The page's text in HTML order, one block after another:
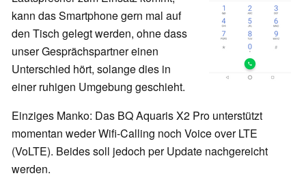
kann das Smartphone gern mal auf
den Tisch gelegt werden, ohne dass
unser Gesprächspartner einen
Unterschied hört, solange dies in
einer ruhigen Umgebung geschieht.
Einziges Manko: Das BQ Aquaris X2 Pro unterstützt
momentan weder Wifi-Calling noch Voice over LTE
(VoLTE). Beides soll jedoch per Update nachgereicht
werden.